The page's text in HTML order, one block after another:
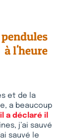
et de la
a beaucoup
il a déclaré il
j’ai sauvé
sauvé le